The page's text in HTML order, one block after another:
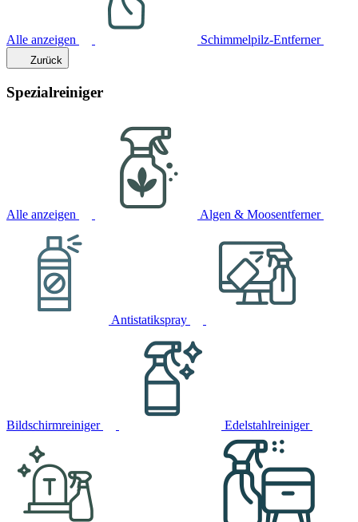
Alle anzeigen Schimmelpilz-Entferner
Zurück
Spezialreiniger
Alle anzeigen Algen & Moosentferner
Antistatikspray
Bildschirmreiniger Edelstahlreiniger